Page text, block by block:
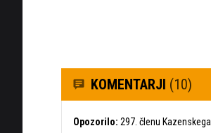
KOMENTARJI (10)
Opozorilo: 297. členu